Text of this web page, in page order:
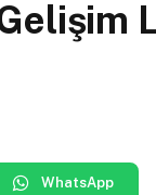
WhatsApp